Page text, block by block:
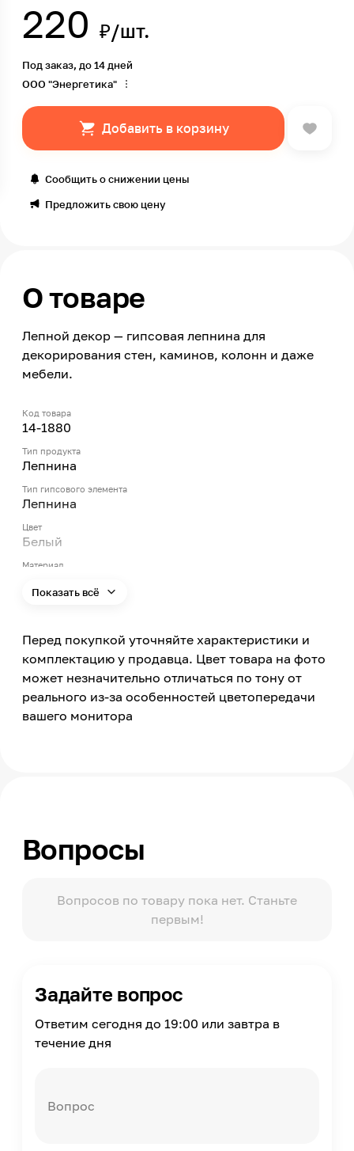
220 ₽/шт.
Под заказ, до 14 дней
ООО "Энергетика"
Добавить в корзину
Сообщить о снижении цены
Предложить свою цену
О товаре
Лепной декор — гипсовая лепнина для
декорирования стен, каминов, колонн и даже
мебели.
Код товара
14-1880
Тип продукта
Лепнина
Тип гипсового элемента
Лепнина
Цвет
Белый
Материал
Показать всё
Перед покупкой уточняйте характеристики и
комплектацию у продавца. Цвет товара на фото
может незначительно отличаться по тону от
реального из-за особенностей цветопередачи
вашего монитора
Вопросы
Вопросов по товару пока нет. Станьте
первым!
Задайте вопрос
Ответим сегодня до 19:00 или завтра в
течение дня
Вопрос